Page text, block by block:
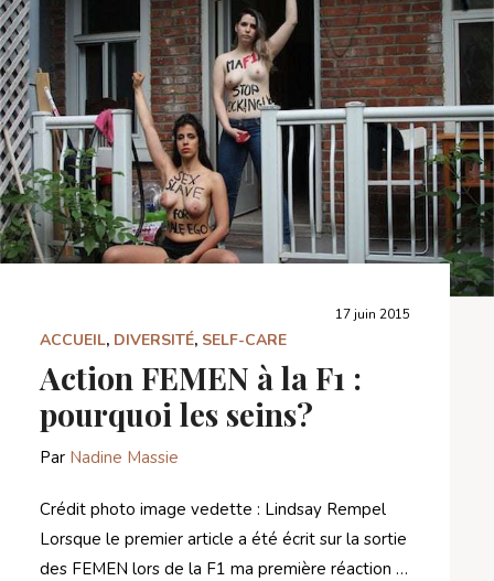
17 juin 2015
ACCUEIL, DIVERSITÉ, SELF-CARE
Action FEMEN à la F1 :
pourquoi les seins?
Par Nadine Massie
Crédit photo image vedette : Lindsay Rempel
Lorsque le premier article a été écrit sur la sortie
des FEMEN lors de la F1 ma première réaction …